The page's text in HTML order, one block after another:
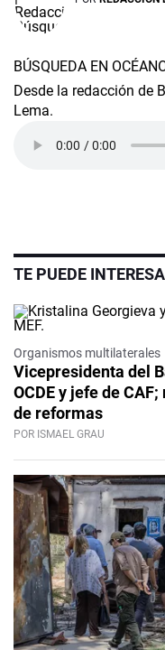
BÚSQUEDA EN
Desde la redacción de
Lema.
TE PUEDE
Organismos multilaterales
Vicepresidenta del
OCDE y jefe de
de reformas
POR ISMAEL GRAU